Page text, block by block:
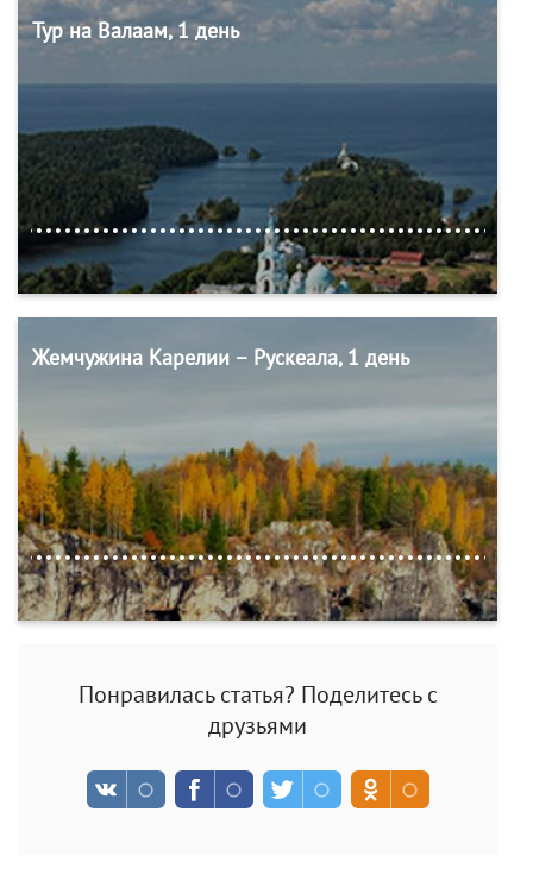
Тур на Валаам, 1 день
Жемчужина Карелии – Рускеала, 1 день
Понравилась статья? Поделитесь с
друзьями